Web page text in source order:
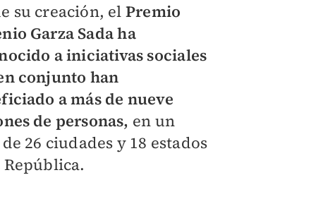
su creación, el Premio
Garza Sadaha
a iniciativas sociales
conjunto han
a más de nueve
de personas, en un
26 ciudades y 18 estados
República.